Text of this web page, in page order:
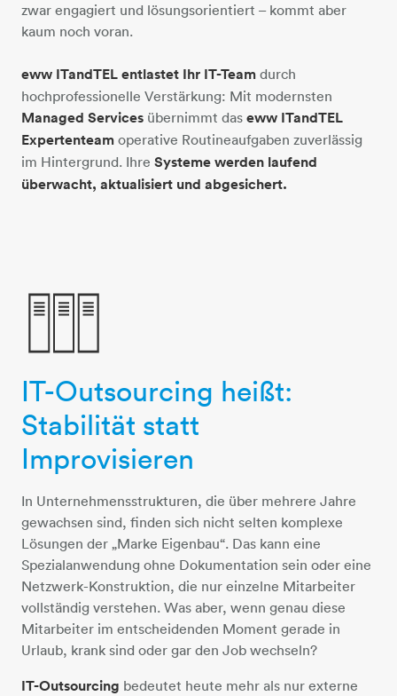
zwar engagiert und lösungsorientiert – kommt aber
kaum noch voran.
eww ITandTEL entlastet Ihr IT-Team durch
hochprofessionelle Verstärkung: Mit modernsten
Managed Services übernimmt das eww ITandTEL
Expertenteam operative Routineaufgaben zuverlässig
im Hintergrund. Ihre Systeme werden laufend
überwacht, aktualisiert und abgesichert.
3-datentuerme
IT-Outsourcing heißt:
Stabilität statt
Improvisieren
In Unternehmensstrukturen, die über mehrere Jahre
gewachsen sind, finden sich nicht selten komplexe
Lösungen der „Marke Eigenbau“. Das kann eine
Spezialanwendung ohne Dokumentation sein oder eine
Netzwerk-Konstruktion, die nur einzelne Mitarbeiter
vollständig verstehen. Was aber, wenn genau diese
Mitarbeiter im entscheidenden Moment gerade in
Urlaub, krank sind oder gar den Job wechseln?
IT-Outsourcing bedeutet heute mehr als nur externe